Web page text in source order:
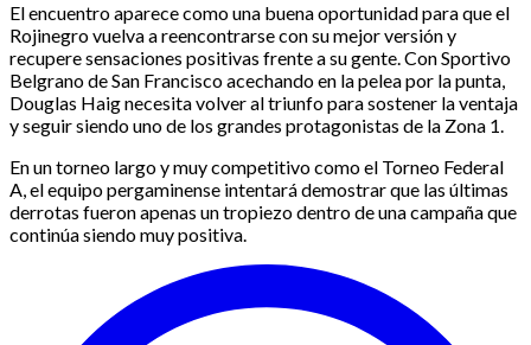
El encuentro aparece como una buena oportunidad para que el
Rojinegro vuelva a reencontrarse con su mejor versión y
recupere sensaciones positivas frente a su gente. Con Sportivo
Belgrano de San Francisco acechando en la pelea por la punta,
Douglas Haig necesita volver al triunfo para sostener la ventaja
y seguir siendo uno de los grandes protagonistas de la Zona 1.
En un torneo largo y muy competitivo como el Torneo Federal
A, el equipo pergaminense intentará demostrar que las últimas
derrotas fueron apenas un tropiezo dentro de una campaña que
continúa siendo muy positiva.